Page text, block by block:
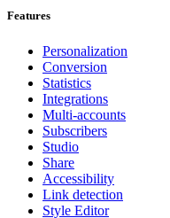
Features
Personalization
Conversion
Statistics
Integrations
Multi-accounts
Subscribers
Studio
Share
Accessibility
Link detection
Style Editor